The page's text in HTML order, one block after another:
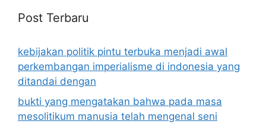
Post Terbaru
kebijakan politik pintu terbuka menjadi awal
perkembangan imperialisme di indonesia yang
ditandai dengan
bukti yang mengatakan bahwa pada masa
mesolitikum manusia telah mengenal seni